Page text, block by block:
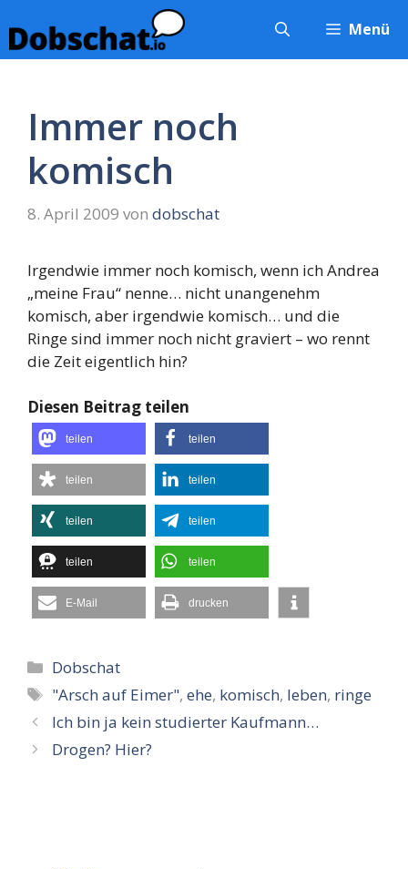
Inhalt
springen
Menü
Immer noch
komisch
8. April 2009 von dobschat
Irgendwie immer noch komisch, wenn ich Andrea
„meine Frau“ nenne… nicht unangenehm
komisch, aber irgendwie komisch… und die
Ringe sind immer noch nicht graviert – wo rennt
die Zeit eigentlich hin?
Diesen Beitrag teilen
teilen teilen
teilen teilen
teilen teilen
teilen teilen
E-Mail drucken
Kategorien
Dobschat
Schlagwörter
"Arsch auf Eimer",ehe, komisch, leben, ringe
Ich bin ja kein studierter Kaufmann…
Drogen? Hier?